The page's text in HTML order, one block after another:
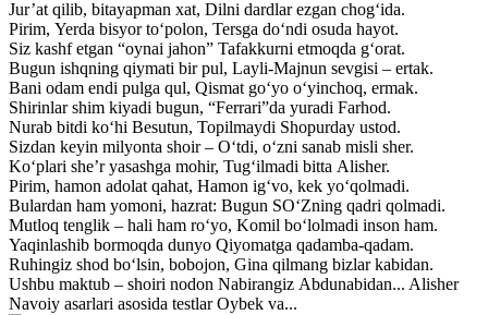
Jur’at qilib, bitayapman xat, Dilni dardlar ezgan chog‘ida.
Pirim, Yerda bisyor to‘polon, Tersga do‘ndi osuda hayot.
Siz kashf etgan “oynai jahon” Tafakkurni etmoqda g‘orat.
Bugun ishqning qiymati bir pul, Layli-Majnun sevgisi – ertak.
Bani odam endi pulga qul, Qismat go‘yo o‘yinchoq, ermak.
Shirinlar shim kiyadi bugun, “Ferrari”da yuradi Farhod.
Nurab bitdi ko‘hi Besutun, Topilmaydi Shopurday ustod.
Sizdan keyin milyonta shoir – O‘tdi, o‘zni sanab misli sher.
Ko‘plari she’r yasashga mohir, Tug‘ilmadi bitta Alisher.
Pirim, hamon adolat qahat, Hamon ig‘vo, kek yo‘qolmadi.
Bulardan ham yomoni, hazrat: Bugun SO‘Zning qadri qolmadi.
Mutloq tenglik – hali ham ro‘yo, Komil bo‘lolmadi inson ham.
Yaqinlashib bormoqda dunyo Qiyomatga qadamba-qadam.
Ruhingiz shod bo‘lsin, bobojon, Gina qilmang bizlar kabidan.
Ushbu maktub – shoiri nodon Nabirangiz Abdunabidan... Alisher
Navoiy asarlari asosida testlar Oybek va...